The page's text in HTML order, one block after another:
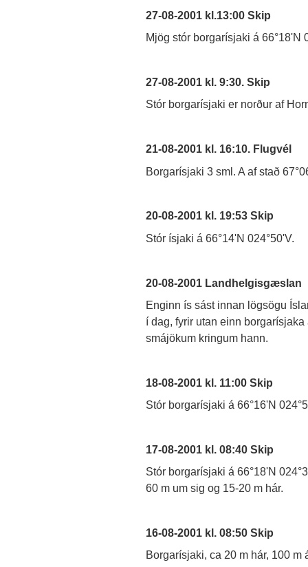
27-08-2001 kl.13:00 Skip
Mjög stór borgarísjaki á 66°18'N
27-08-2001 kl. 9:30. Skip
Stór borgarísjaki er norður af
21-08-2001 kl. 16:10. Flugvél
Borgarísjaki 3 sml. A af stað
20-08-2001 kl. 19:53 Skip
Stór ísjaki á 66°14'N 024°50'V.
20-08-2001 Landhelgisgæslan
Enginn ís sást innan lögsögu
í dag, fyrir utan einn borgarísjaka
smájökum kringum hann.
18-08-2001 kl. 11:00 Skip
Stór borgarísjaki á 66°16'N
17-08-2001 kl. 08:40 Skip
Stór borgarísjaki á 66°18'N
60 m um sig og 15-20 m hár.
16-08-2001 kl. 08:50 Skip
Borgarísjaki, ca 20 m hár, 100 m